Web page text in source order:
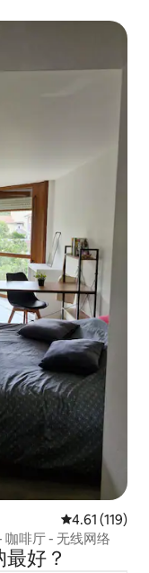
平均评分 4.61
4.61 (119)
啡厅 - 无线网络
好？